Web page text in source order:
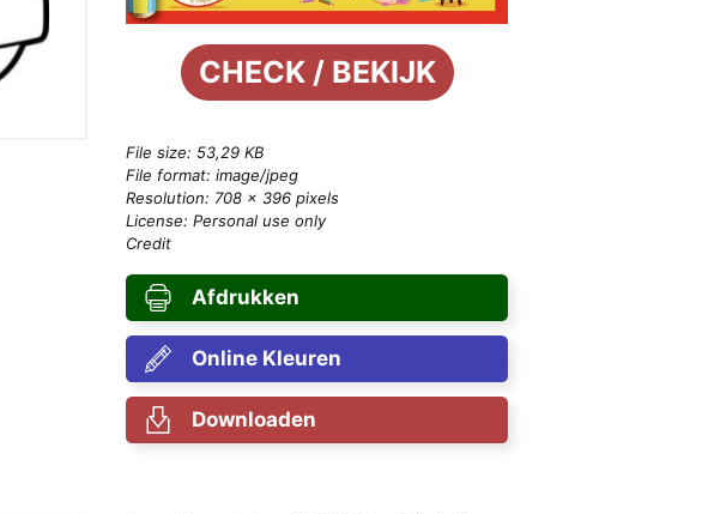
CHECK / BEKIJK
File size: 53,29 KB
File format: image/jpeg
Resolution: 708 × 396 pixels
License: Personal use only
Credit
Afdrukken
Online Kleuren
Downloaden